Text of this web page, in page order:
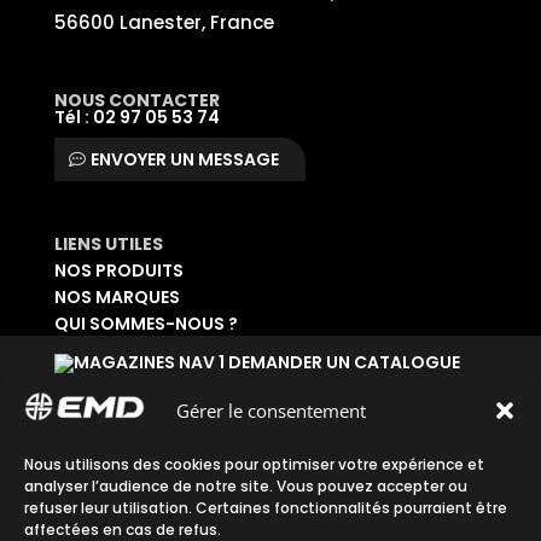
Gérer le consentement
Nous utilisons des cookies pour optimiser votre expérience et
analyser l’audience de notre site. Vous pouvez accepter ou
refuser leur utilisation. Certaines fonctionnalités pourraient être
affectées en cas de refus.
56600 Lanester, France
NOUS CONTACTER
Tél : 02 97 05 53 74
ENVOYER UN MESSAGE
LIENS UTILES
NOS PRODUITS
NOS MARQUES
QUI SOMMES-NOUS ?
DEMANDER UN CATALOGUE
SE CONNECTER À SON ESPACE
DEMANDER UN ACCÈS ADMINISTRATIF
Accueil| Plan du site|Mentions légales|
Confidentialité|CGV